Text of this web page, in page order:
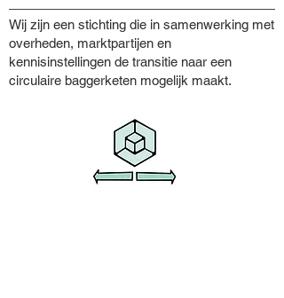
Wij zijn een stichting die in samenwerking met
overheden, marktpartijen en
kennisinstellingen de transitie naar een
circulaire baggerketen mogelijk maakt.